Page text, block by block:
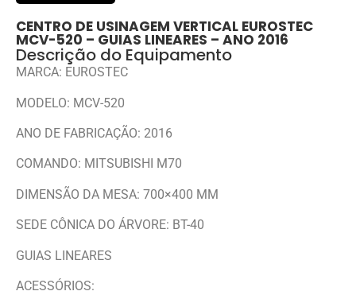
CENTRO DE USINAGEM VERTICAL EUROSTEC
MCV-520 – GUIAS LINEARES – ANO 2016
Descrição do Equipamento
MARCA: EUROSTEC
MODELO: MCV-520
ANO DE FABRICAÇÃO: 2016
COMANDO: MITSUBISHI M70
DIMENSÃO DA MESA: 700×400 MM
SEDE CÔNICA DO ÁRVORE: BT-40
GUIAS LINEARES
ACESSÓRIOS: